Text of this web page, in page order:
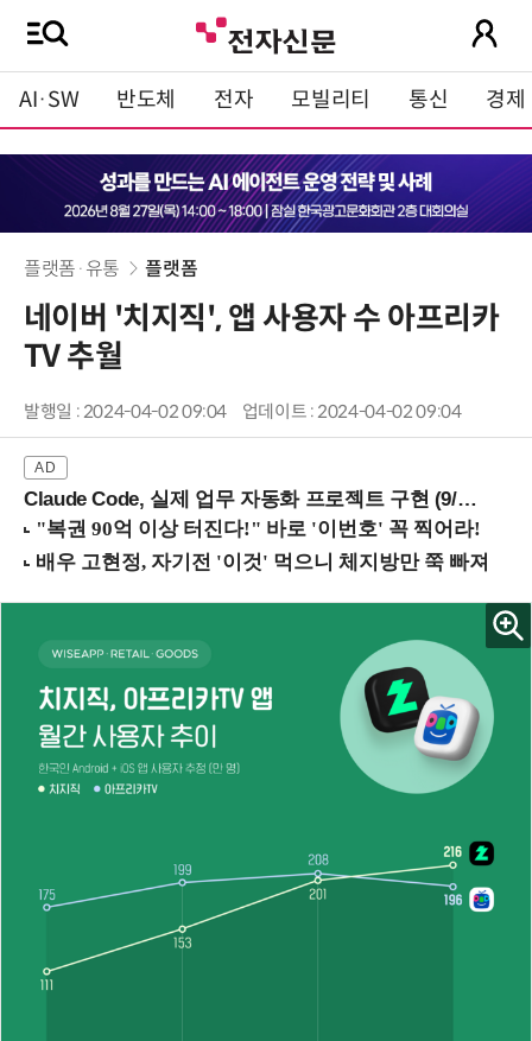
AI·SW 반도체 전자 모빌리티 통신 경제
플랫폼·유통 플랫폼
네이버 '치지직', 앱 사용자 수 아프리카
TV 추월
발행일 : 2024-04-02 09:04 업데이트 : 2024-04-02 09:04
Claude Code, 실제 업무 자동화 프로젝트 구현 (9/16 ~17 강남역)